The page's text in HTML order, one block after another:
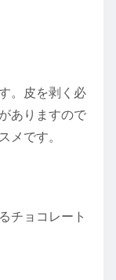
。皮を剥く必
ありますので
メです。
チョコレート